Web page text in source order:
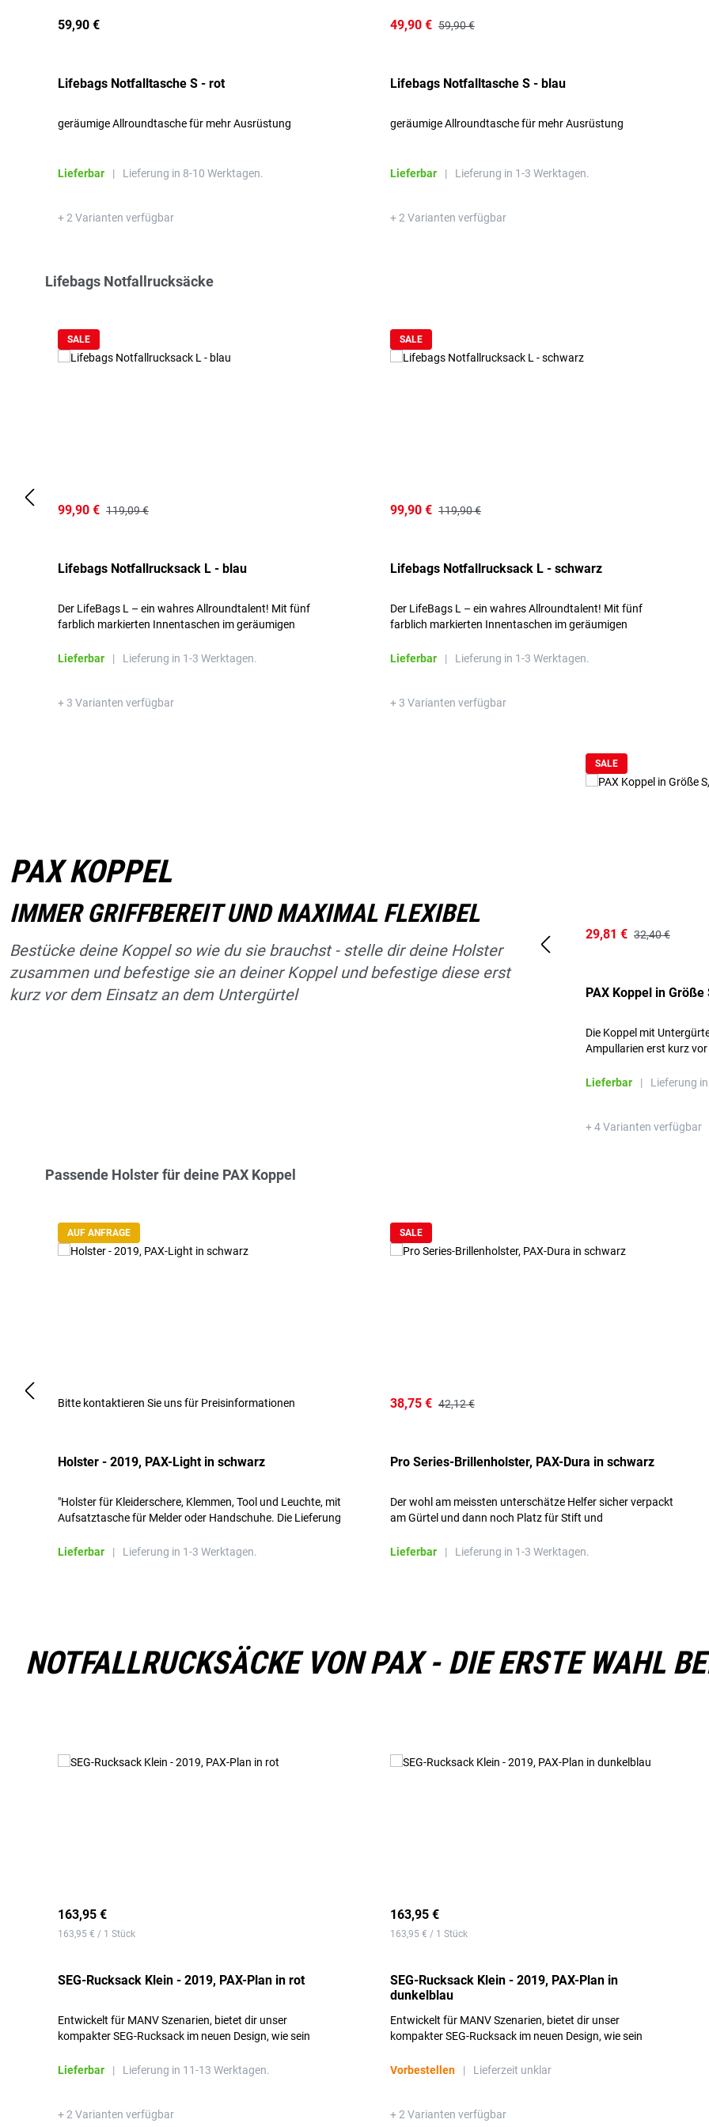
59,90 €
Lifebags Notfalltasche S - rot
geräumige Allroundtasche für mehr Ausrüstung
Lieferbar | Lieferung in 8-10 Werktagen.
+ 2 Varianten verfügbar
49,90 € 59,90 €
Lifebags Notfalltasche S - blau
geräumige Allroundtasche für mehr Ausrüstung
Lieferbar | Lieferung in 1-3 Werktagen.
+ 2 Varianten verfügbar
Lifebags Notfallrucksäcke
SALE
99,90 € 119,09 €
Lifebags Notfallrucksack L - blau
Der LifeBags L – ein wahres Allroundtalent! Mit fünf
farblich markierten Innentaschen im geräumigen
Lieferbar
| Lieferung in 1-3 Werktagen.
+ 3 Varianten verfügbar
SALE
99,90 € 119,90 €
Lifebags Notfallrucksack L - schwarz
Der LifeBags L – ein wahres Allroundtalent! Mit fünf
farblich markierten Innentaschen im geräumigen
Lieferbar
| Lieferung in 1-3 Werktagen.
+ 3 Varianten verfügbar
PAX KOPPEL
IMMER GRIFFBEREIT UND MAXIMAL FLEXIBEL
Bestücke deine Koppel so wie du sie brauchst - stelle dir deine Holster
zusammen und befestige sie an deiner Koppel und befestige diese erst
kurz vor dem Einsatz an dem Untergürtel
SALE
29,81 € 32,40 €
PAX Koppel in Größe
Die Koppel mit
Ampullarien erst kurz
Lieferbar
| Lieferung
+ 4 Varianten verfügbar
Passende Holster für deine PAX Koppel
AUF ANFRAGE
Bitte kontaktieren Sie uns für Preisinformationen
Holster - 2019, PAX-Light in schwarz
"Holster für Kleiderschere, Klemmen, Tool und Leuchte, mit
Aufsatztasche für Melder oder Handschuhe. Die Lieferung
Lieferbar
| Lieferung in 1-3 Werktagen.
SALE
38,75 € 42,12 €
Pro Series-Brillenholster, PAX-Dura in schwarz
Der wohl am meissten unterschätze Helfer sicher verpackt
am Gürtel und dann noch Platz für Stift und
Holster für die Schutzbrille.
Lieferbar | Lieferung in 1-3 Werktagen.
NOTFALLRUCKSÄCKE VON PAX - DIE ERSTE WAHL
163,95 €
163,95 € / 1 Stück
SEG-Rucksack Klein - 2019, PAX-Plan in rot
Entwickelt für MANV Szenarien, bietet dir unser
kompakter SEG-Rucksack im neuen Design, wie sein
einklettbaren Innentaschen und Platz für die
Lieferbar | Lieferung in 11-13 Werktagen.
+ 2 Varianten verfügbar
163,95 €
163,95 € / 1 Stück
SEG-Rucksack Klein - 2019, PAX-Plan in
dunkelblau
Entwickelt für MANV Szenarien, bietet dir unser
kompakter SEG-Rucksack im neuen Design, wie sein
einklettbaren Innentaschen und Platz für die
Vorbestellen | Lieferzeit unklar
+ 2 Varianten verfügbar